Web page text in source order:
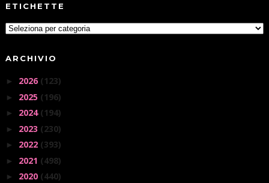
ETICHETTE
ARCHIVIO
► 2026 (123)
► 2025 (196)
► 2024 (194)
► 2023 (230)
► 2022 (393)
► 2021 (498)
► 2020 (440)